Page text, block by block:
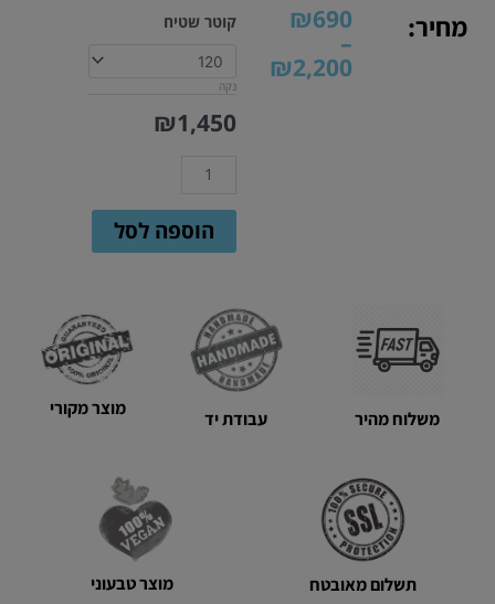
מחיר: ₪690
–
₪2,200
טווח
מחירים:
⁦₪690⁩
קוטר שטיח
נקה
₪1,450
כמות
שטיח
עגול
סרוג
בעבודת
דגם
מנדלה
בכחול
הוספה לסל
משלוח מהיר עבודת יד מוצר מקורי
תשלום מאובטח מוצר טבעוני